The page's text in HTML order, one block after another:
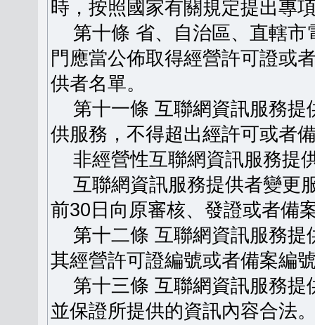
時，按照國家有關規定提出專
第十條 省、自治區、直轄市
門應當公佈取得經營許可證或
供者名單。
第十一條 互聯網資訊服務提
供服務，不得超出經許可或者
非經營性互聯網資訊服務提
互聯網資訊服務提供者變更
前30日向原審核、發證或者備
第十二條 互聯網資訊服務提
其經營許可證編號或者備案編
第十三條 互聯網資訊服務提
並保證所提供的資訊內容合法